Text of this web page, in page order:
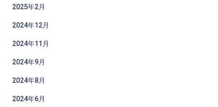
2025年2月
2024年12月
2024年11月
2024年9月
2024年8月
2024年6月